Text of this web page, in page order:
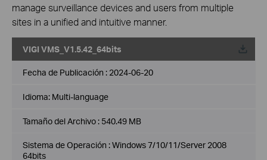
manage surveillance devices and users from multiple
sites in a unified and intuitive manner.
VIGI VMS_V1.5.42_64bits
Fecha de Publicación : 2024-06-20
Idioma: Multi-language
Tamaño del Archivo : 540.49 MB
Sistema de Operación : Windows 7/10/11/Server 2008
64bits